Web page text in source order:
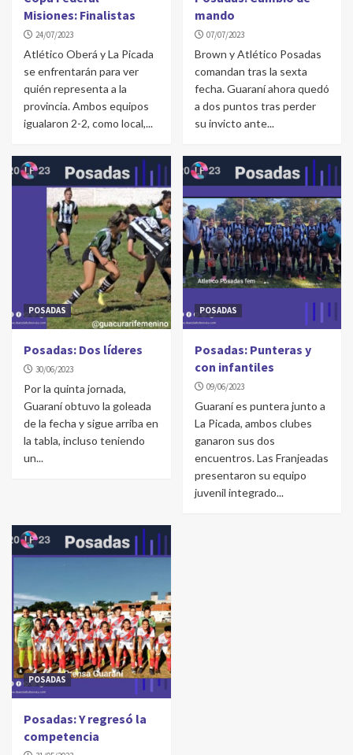
Misiones: Finalistas
24/07/2023
Atlético Oberá y La Picada
se enfrentarán para ver
quién representa a la
provincia. Ambos equipos
igualaron 2-2, como local,...
mando
07/07/2023
Brown y Atlético Posadas
comandan tras la sexta
fecha. Guaraní ahora quedó
a dos puntos tras perder
su invicto ante...
POSADAS
Posadas: Dos líderes
30/06/2023
Por la quinta jornada,
Guaraní obtuvo la goleada
de la fecha y sigue arriba en
la tabla, incluso teniendo
un...
POSADAS
Posadas: Punteras y
con infantiles
09/06/2023
Guaraní es puntera junto a
La Picada, ambos clubes
ganaron sus dos
encuentros. Las Franjeadas
presentaron su equipo
juvenil integrado...
POSADAS
Posadas: Y regresó la
competencia